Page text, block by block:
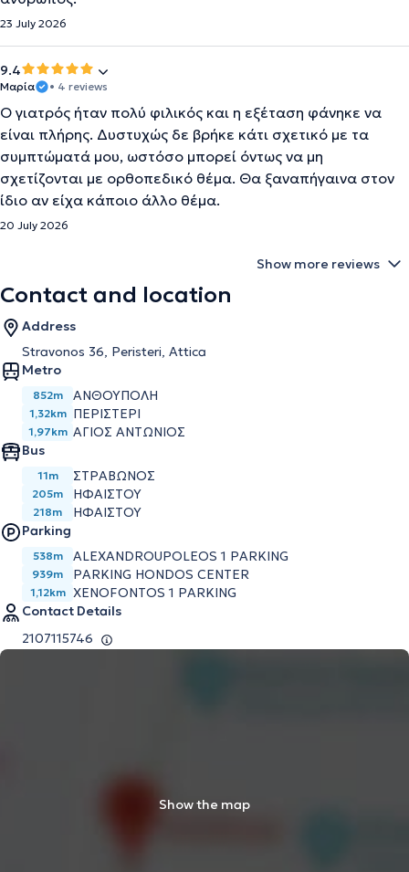
23 July 2026
9.4
Μαρία • 4 reviews
Ο γιατρός ήταν πολύ φιλικός και η εξέταση φάνηκε να
είναι πλήρης. Δυστυχώς δε βρήκε κάτι σχετικό με τα
συμπτώματά μου, ωστόσο μπορεί όντως να μη
σχετίζονται με ορθοπεδικό θέμα. Θα ξαναπήγαινα στον
ίδιο αν είχα κάποιο άλλο θέμα.
20 July 2026
Show more reviews
Contact and location
Address
Stravonos 36, Peristeri, Attica
Metro
852m ΑΝΘΟΥΠΟΛΗ
1,32km ΠΕΡΙΣΤΕΡΙ
1,97km ΑΓΙΟΣ ΑΝΤΩΝΙΟΣ
Bus
11m ΣΤΡΑΒΩΝΟΣ
205m ΗΦΑΙΣΤΟΥ
218m
ΗΦΑΙΣΤΟΥ
Parking
538m ALEXANDROUPOLEOS 1 PARKING
939m PARKING HONDOS CENTER
1,12km XENOFONTOS 1 PARKING
Contact Details
2107115746
Show the map